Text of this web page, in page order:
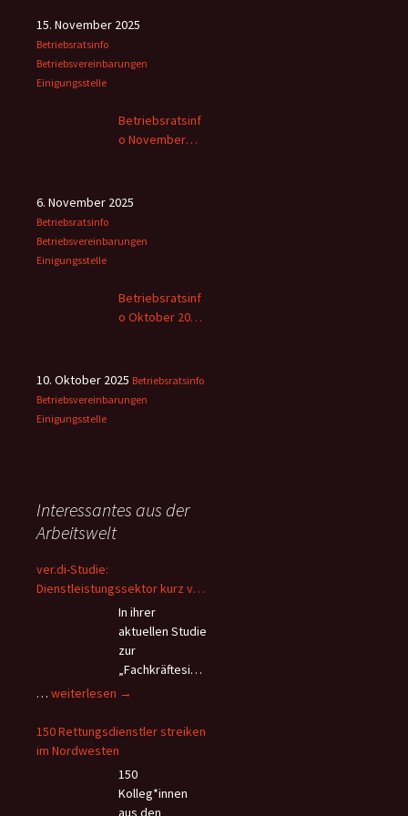
15. November 2025
Betriebsratsinfo
Betriebsvereinbarungen
Einigungsstelle
Betriebsratsinf
o November
6. November 2025
Betriebsratsinfo
Betriebsvereinbarungen
Einigungsstelle
Betriebsratsinf
o Oktober 2025
10. Oktober 2025 Betriebsratsinfo
Betriebsvereinbarungen
Einigungsstelle
Interessantes aus der
Arbeitswelt
ver.di-Studie:
Dienstleistungssektor kurz vor
dem Kollaps – Beschäftigte
flüchten wegen Überlastung
und andauerndem
Personalmangel
In ihrer
aktuellen Studie
zur
„Fachkräftesich
die Vereinte
Dienstleistungsgewerkschaft
Erkenntnissen hinsichtlich der
Arbeitsbedingungen im
… ver.di-
Dienstleistungssektor
kurz
weiterlesen →
150 Rettungsdienstler streiken
im Nordwesten
150
Kolleg*innen
aus den